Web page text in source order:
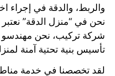
والربط، والدقة في إجراء
نحن في “منزل الدقة”
شركة تركيب، نحن
تأسيس بنية تحتية آمنة
لقد تخصصنا في خدمة